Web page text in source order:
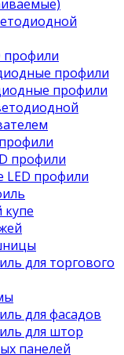
профили
профили
профили
профили
LED профили
для торгового
для фасадов
для штор
панелей